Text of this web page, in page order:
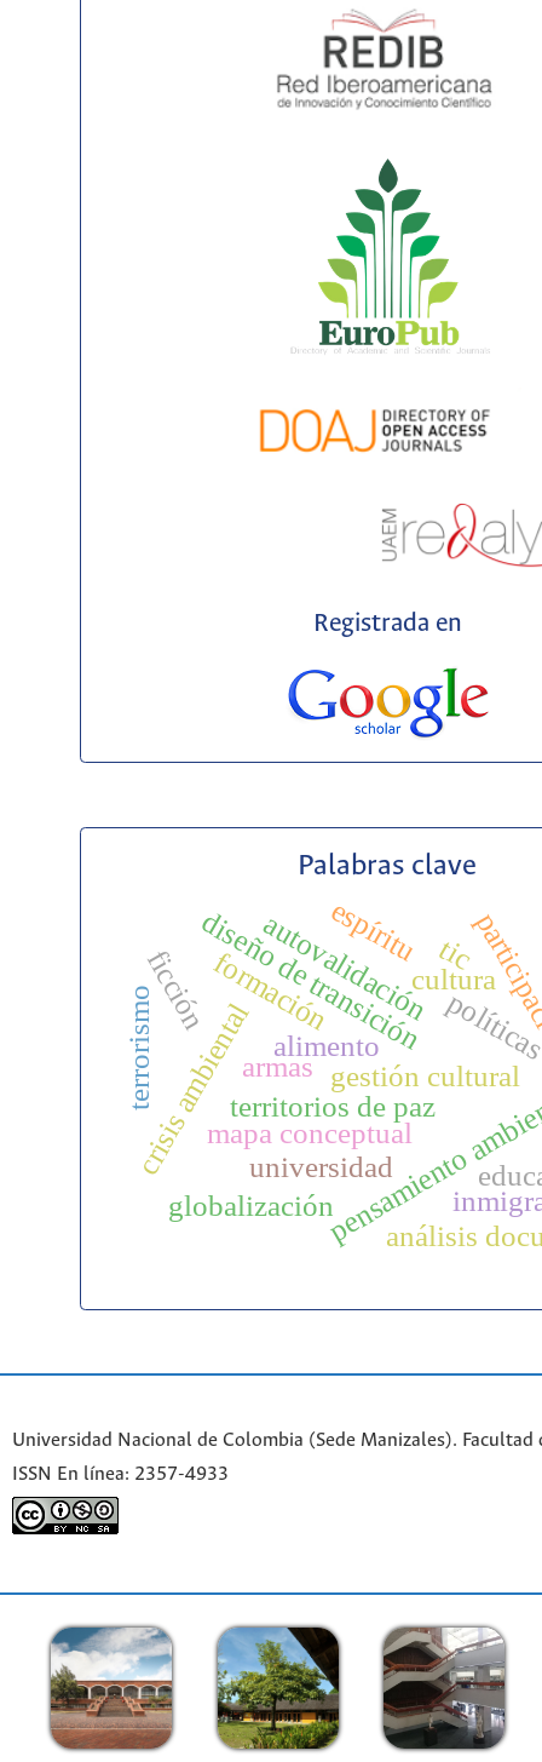
Registrada en
Palabras clave
gestión cultural
formación
pensamiento
diseño de transición
territorios de paz
crisis ambiental
autovalidación
mapa conceptual
alimento
cultura
análisis
universidad
tic
ficción
globalización
terrorismo armas
espíritu
Universidad Nacional de Colombia (Sede Manizales).
ISSN En línea: 2357-4933